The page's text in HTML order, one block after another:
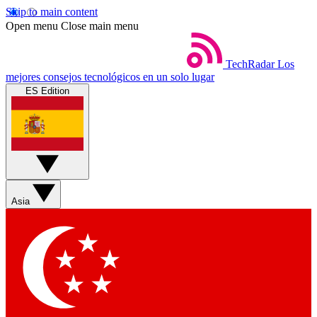
Skip to main content
Open menu Close main menu
TechRadar Los
mejores consejos tecnológicos en un solo lugar
ES Edition
Asia